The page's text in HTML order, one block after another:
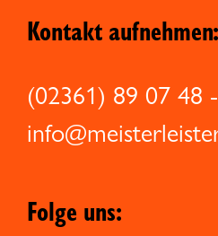
Kontakt aufnehmen:
(02361) 89 07 48
Folge uns: